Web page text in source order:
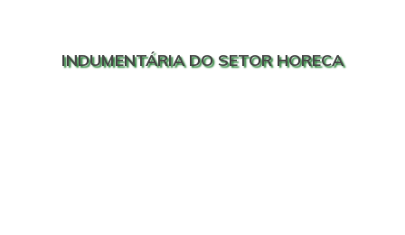
INDUMENTÁRIA DO SETOR HORECA